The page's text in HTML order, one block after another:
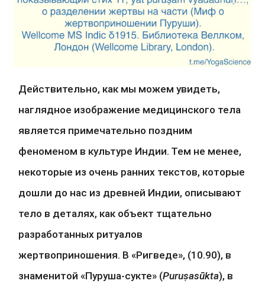
Действительно, как мы можем увидеть,
наглядное изображение медицинского тела
является примечательно поздним
феноменом в культуре Индии. Тем не менее,
некоторые из очень ранних текстов, которые
дошли до нас из древней Индии, описывают
тело в деталях, как объект тщательно
разработанных ритуалов
жертвоприношения. В «Ригведе», (10.90), в
знаменитой «Пуруша-сукте» (Puruṣasūkta), в